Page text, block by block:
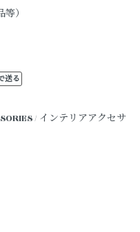
）
送る
/ インテリアアクセサ